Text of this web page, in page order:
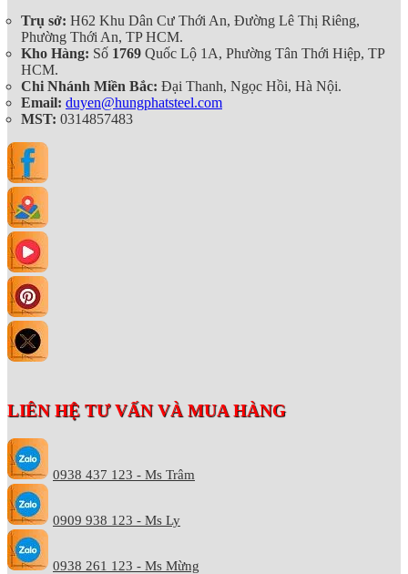
Trụ sở: H62 Khu Dân Cư Thới An, Đường Lê Thị Riêng,
Phường Thới An, TP HCM.
Kho Hàng: Số 1769 Quốc Lộ 1A, Phường Tân Thới Hiệp, TP
HCM.
Chi Nhánh Miền Bắc: Đại Thanh, Ngọc Hồi, Hà Nội.
Email: duyen@hungphatsteel.com
MST: 0314857483
LIÊN HỆ TƯ VẤN VÀ MUA HÀNG
0938 437 123 - Ms Trâm
0909 938 123 - Ms Ly
0938 261 123 - Ms Mừng